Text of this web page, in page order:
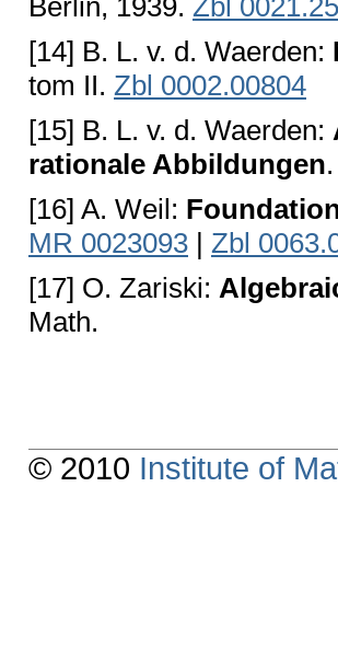
Berlin, 1939. Zbl
[14] B. L. v. d. Waerden:
tom II. Zbl 0002.00804
[15] B. L. v. d. Waerden:
rationale Abbildungen
[16] A. Weil:
MR 0023093 | Zbl
[17] O. Zariski:
Math.
© 2010 Institute of